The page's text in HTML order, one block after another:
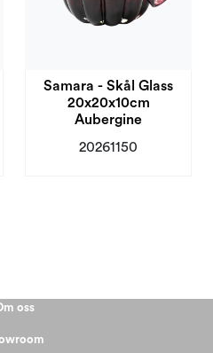
Samara - Skål Glass
20x20x10cm
Aubergine
20261150
oss